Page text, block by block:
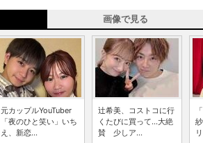
画像で見る
元カップルYouTuber
「夜のひと笑い」いち
え、新恋...
辻希美、コストコに行
くたびに買って...大絶
賛 少しア...